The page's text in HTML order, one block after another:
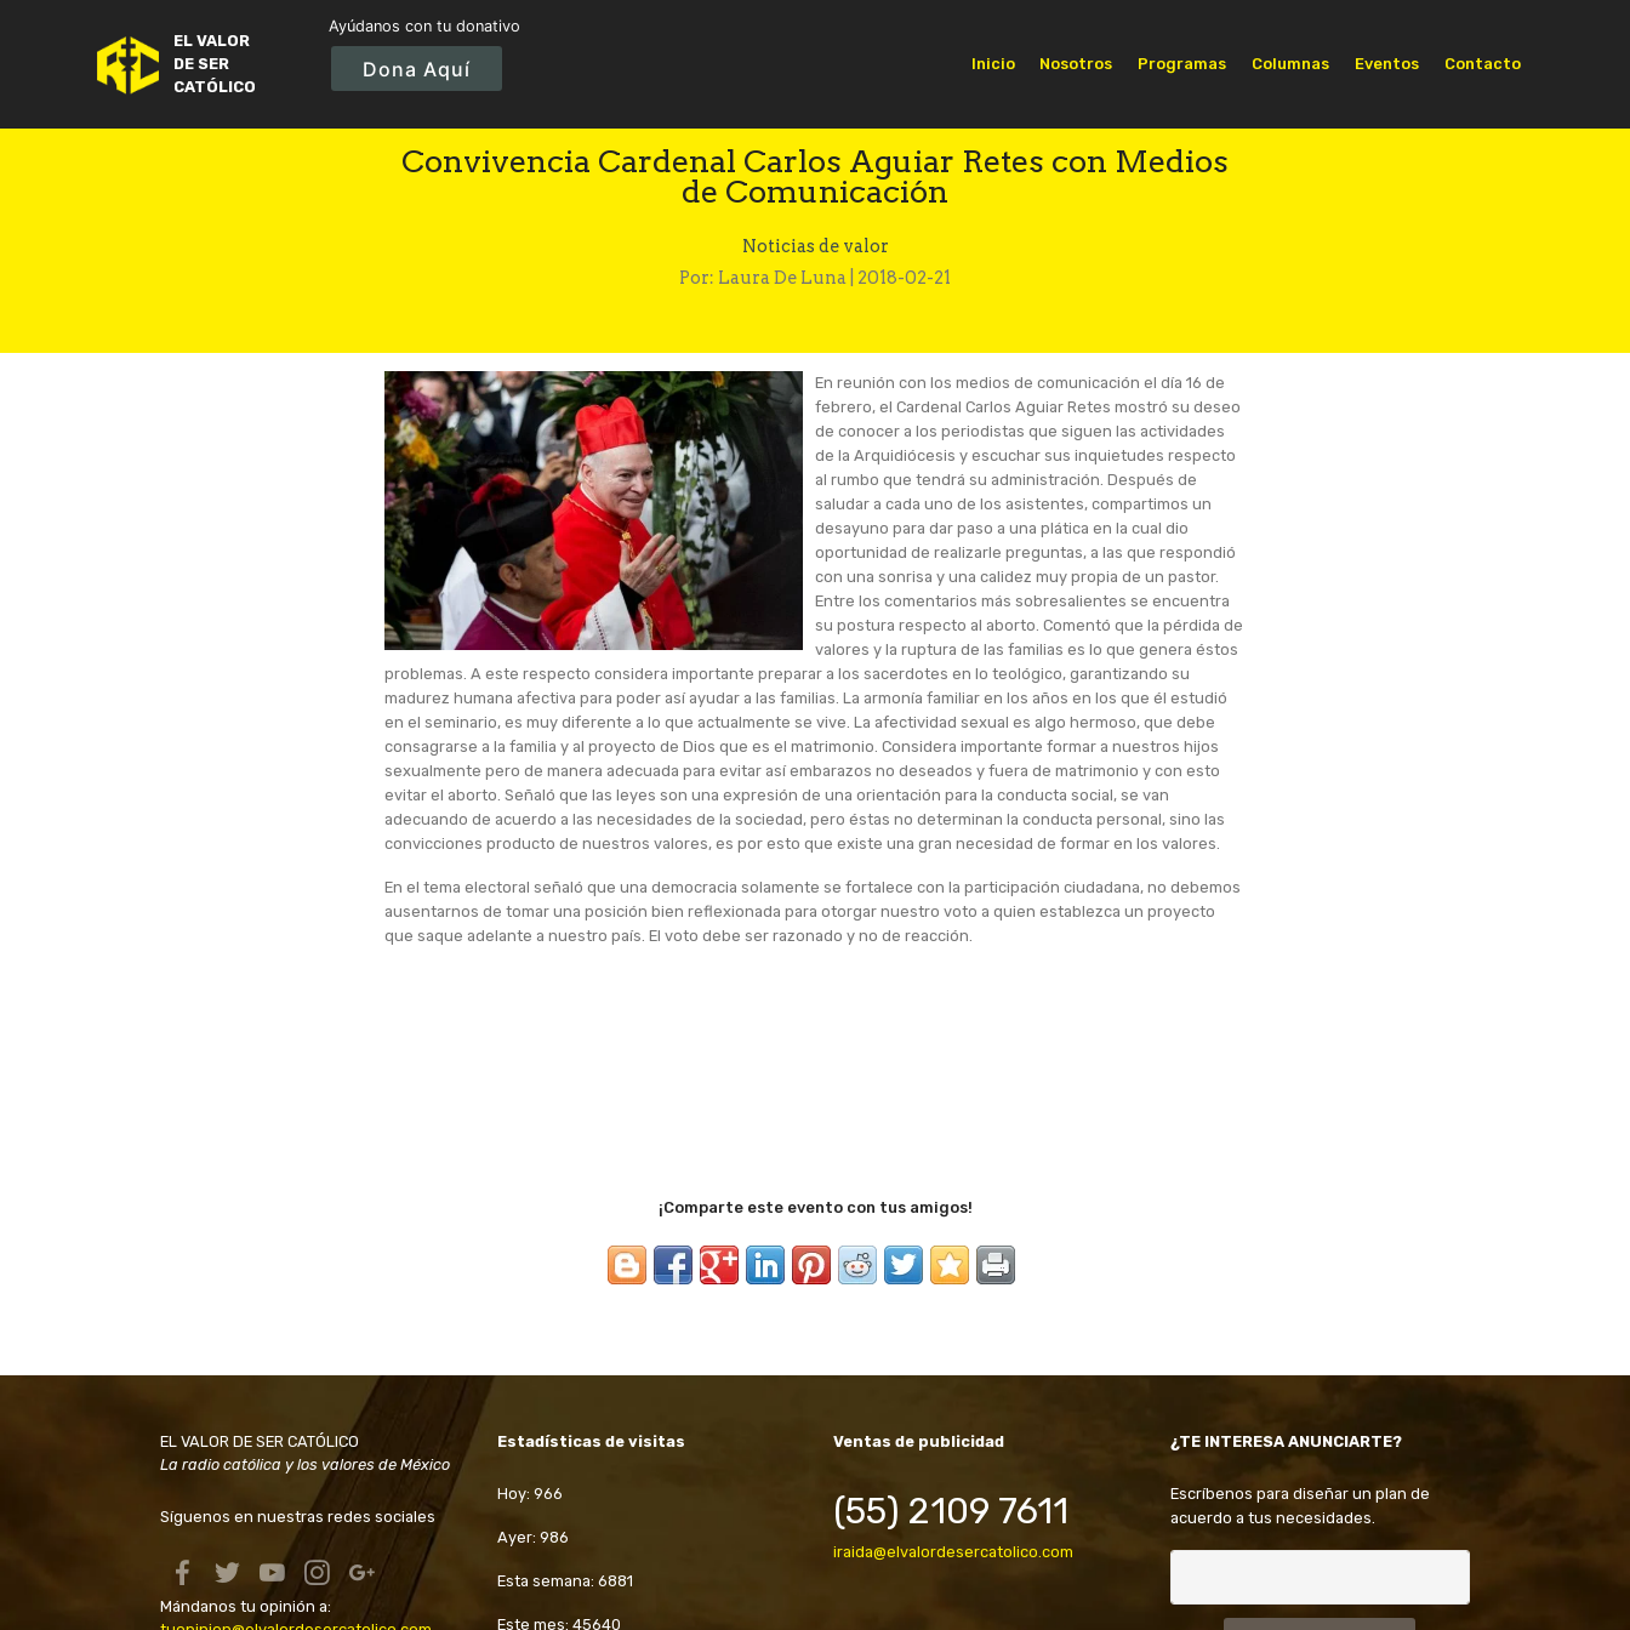
EL VALOR
DE SER
CATÓLICO
Ayúdanos con tu donativo
Dona Aquí Inicio Nosotros Programas Columnas Eventos Contacto
Convivencia Cardenal Carlos Aguiar Retes con Medios
de Comunicación
Noticias de valor
Por: Laura De Luna | 2018-02-21
En reunión con los medios de comunicación el día 16 de
febrero, el Cardenal Carlos Aguiar Retes mostró su deseo
de conocer a los periodistas que siguen las actividades
de la Arquidiócesis y escuchar sus inquietudes respecto
al rumbo que tendrá su administración. Después de
saludar a cada uno de los asistentes, compartimos un
desayuno para dar paso a una plática en la cual dio
oportunidad de realizarle preguntas, a las que respondió
con una sonrisa y una calidez muy propia de un pastor.
Entre los comentarios más sobresalientes se encuentra
su postura respecto al aborto. Comentó que la pérdida de
valores y la ruptura de las familias es lo que genera éstos
problemas. A este respecto considera importante preparar a los sacerdotes en lo teológico, garantizando su
madurez humana afectiva para poder así ayudar a las familias. La armonía familiar en los años en los que él estudió
en el seminario, es muy diferente a lo que actualmente se vive. La afectividad sexual es algo hermoso, que debe
consagrarse a la familia y al proyecto de Dios que es el matrimonio. Considera importante formar a nuestros hijos
sexualmente pero de manera adecuada para evitar así embarazos no deseados y fuera de matrimonio y con esto
evitar el aborto. Señaló que las leyes son una expresión de una orientación para la conducta social, se van
adecuando de acuerdo a las necesidades de la sociedad, pero éstas no determinan la conducta personal, sino las
convicciones producto de nuestros valores, es por esto que existe una gran necesidad de formar en los valores.
En el tema electoral señaló que una democracia solamente se fortalece con la participación ciudadana, no debemos
ausentarnos de tomar una posición bien reflexionada para otorgar nuestro voto a quien establezca un proyecto
que saque adelante a nuestro país. El voto debe ser razonado y no de reacción.
¡Comparte este evento con tus amigos!
EL VALOR DE SER CATÓLICO
La radio católica y los valores de México
Síguenos en nuestras redes sociales
Mándanos tu opinión a:
Estadísticas de visitas
Hoy: 966
Ayer: 986
Esta semana: 6881
Este mes: 45640
Ventas de publicidad
(55) 2109 7611
iraida@elvalordesercatolico.com
¿TE INTERESA ANUNCIARTE?
Escríbenos para diseñar un plan de
acuerdo a tus necesidades.